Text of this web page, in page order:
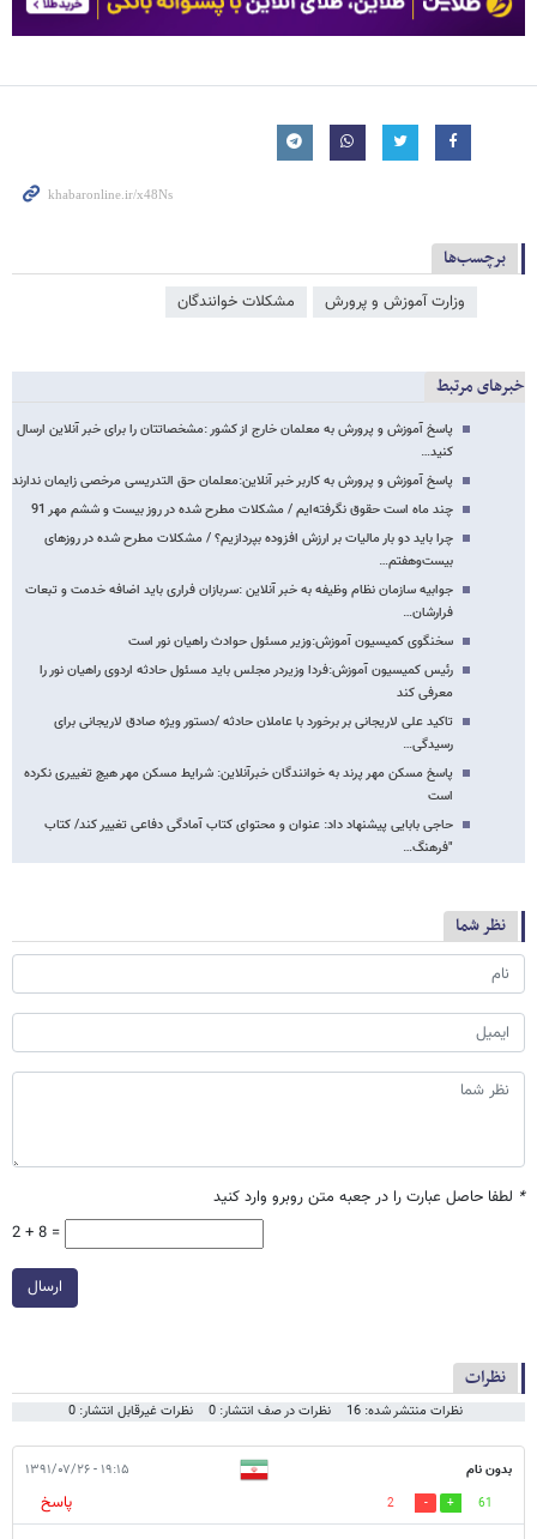
برچسب‌ها
وزارت آموزش و پرورش مشکلات خوانندگان
خبرهای مرتبط
پاسخ آموزش و پرورش به معلمان خارج از کشور :مشخصاتتان را برای خبر آنلاین ارسال
کنید…
پاسخ آموزش و پرورش به کاربر خبر آنلاین:معلمان حق التدریسی مرخصی زایمان ندارند
چند ماه است حقوق نگرفته‌ایم / مشکلات مطرح شده در روز بیست و ششم مهر 91
چرا باید دو بار مالیات بر ارزش افزوده بپردازیم؟ / مشکلات مطرح شده در روزهای
بیست‌وهفتم…
جوابیه سازمان نظام وظیفه به خبر آنلاین :سربازان فراری باید اضافه خدمت و تبعات
فرارشان…
سخنگوی کمیسیون آموزش:وزیر مسئول حوادث راهیان نور است
رئیس کمیسیون آموزش:فردا وزیردر مجلس باید مسئول حادثه اردوی راهیان نور را
معرفی کند
تاکید علی لاریجانی بر برخورد با عاملان حادثه /دستور ویژه صادق لاریجانی برای
رسیدگی…
پاسخ مسکن مهر پرند به خوانندگان خبرآنلاین: شرایط مسکن مهر هیچ تغییری نکرده
است
حاجی بابایی پیشنهاد داد: عنوان و محتوای کتاب آمادگی دفاعی تغییر کند/ کتاب
"فرهنگ…
نظر شما
* لطفا حاصل عبارت را در جعبه متن روبرو وارد کنید
2 + 8 =
ارسال
نظرات
نظرات منتشر شده: 16 نظرات در صف انتشار: 0 نظرات غیرقابل انتشار: 0
بدون نام ۱۹:۱۵ - ۱۳۹۱/۰۷/۲۶
61
2
پاسخ